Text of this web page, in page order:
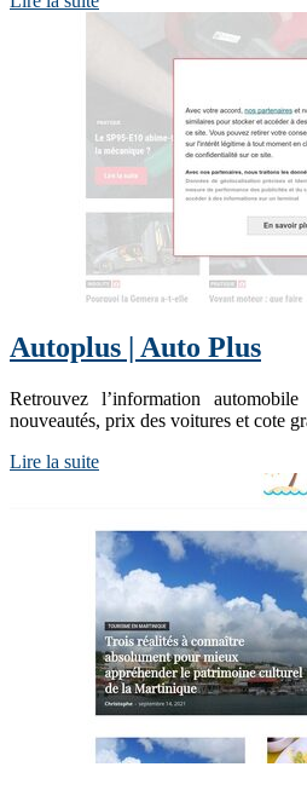
Autoplus | Auto Plus
Retrouvez l’information
nouveautés, prix des voitures et cote
Lire la suite